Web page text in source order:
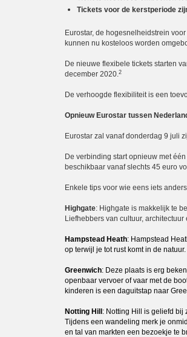
Tickets voor de kerstperiode
Eurostar, de hogesnelheidstrein
kunnen nu kosteloos worden
De nieuwe flexibele tickets starten
december 2020.2
De verhoogde flexibiliteit is een
Opnieuw Eurostar tussen
Eurostar zal vanaf donderdag 9 juli
De verbinding start opnieuw met
beschikbaar vanaf slechts 45 euro
Enkele tips voor wie eens iets
Highgate: Highgate is makkelijk te
Liefhebbers van cultuur,
Hampstead Heath: Hampstead
op terwijl je tot rust komt in de natuur.
Greenwich: Deze plaats is erg
openbaar vervoer of vaar met de
kinderen is een daguitstap naar
Notting Hill : Notting Hill is geliefd bij
Tijdens een wandeling merk je
en tal van markten een bezoekje te